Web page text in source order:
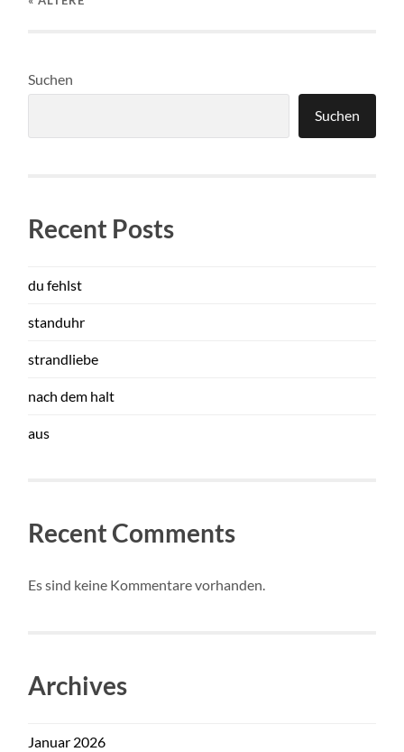
Suchen
Suchen
Recent Posts
du fehlst
standuhr
strandliebe
nach dem halt
aus
Recent Comments
Es sind keine Kommentare vorhanden.
Archives
Januar 2026